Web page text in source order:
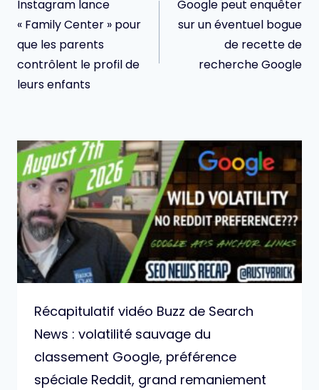
l’article
Instagram lance
« Family Center » pour
que les parents
contrôlent le profil de
leurs enfants
Google peut enquêter
sur un éventuel bogue
de recette de
recherche Google
Récapitulatif vidéo Buzz de Search
News : volatilité sauvage du
classement Google, préférence
spéciale Reddit, grand remaniement